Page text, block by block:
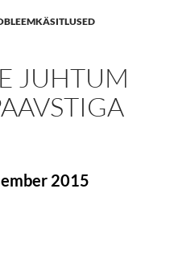
JUHTUM
2015
JUHTUM